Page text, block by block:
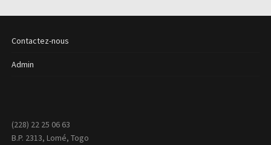
Contactez-nous
Admin
(228) 22 25 06 63
B.P. 2313, Lomé, Togo